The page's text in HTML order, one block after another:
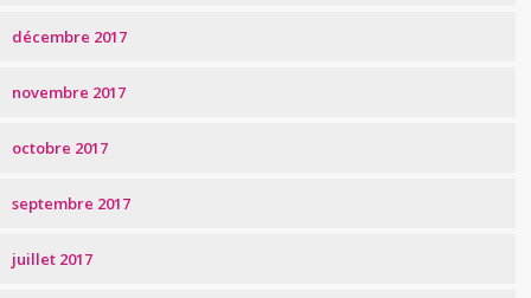
décembre 2017
novembre 2017
octobre 2017
septembre 2017
juillet 2017